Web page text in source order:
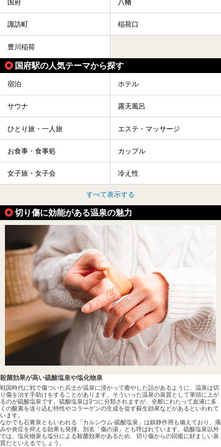
国府 八幡
諏訪町 稲荷口
豊川稲荷
国府駅の人気テーマから探す
宿泊 ホテル
サウナ 露天風呂
ひとり旅・一人旅 エステ・マッサージ
お食事・食事処 カップル
女子旅・女子会 冷え性
すべて表示する
切り傷に効能がある温泉の魅力
殺菌効果が高い硫酸塩泉や塩化物泉
戦国時代に戦で傷ついた兵士が温泉に浸かって癒やした話があるように、温泉は切
り傷を治す手助けをすることがあります。そういった温泉の泉質として筆頭に上が
るのが硫酸塩泉です。硫酸塩泉は3つに分類されますが、全般にわたって血液に多
くの酸素を送り込む特性やコラーゲンの生成を促す蘇生効果などがあるといわれて
います。
なかでも石膏泉ともいわれる「カルシウム-硫酸塩泉」は鎮静作用も備えており、痛
みや炎症を抑える効果も発揮。別名「傷の湯」とも呼ばれています。硫酸塩泉以外
では、塩化物泉も塩分による殺菌効果があるため、切り傷からの回復に好ましい泉
質だといえるでしょう。